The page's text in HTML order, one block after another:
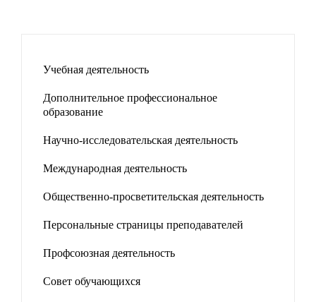
Учебная деятельность
Дополнительное профессиональное
образование
Научно-исследовательская деятельность
Международная деятельность
Общественно-просветительская деятельность
Персональные страницы преподавателей
Профсоюзная деятельность
Совет обучающихся